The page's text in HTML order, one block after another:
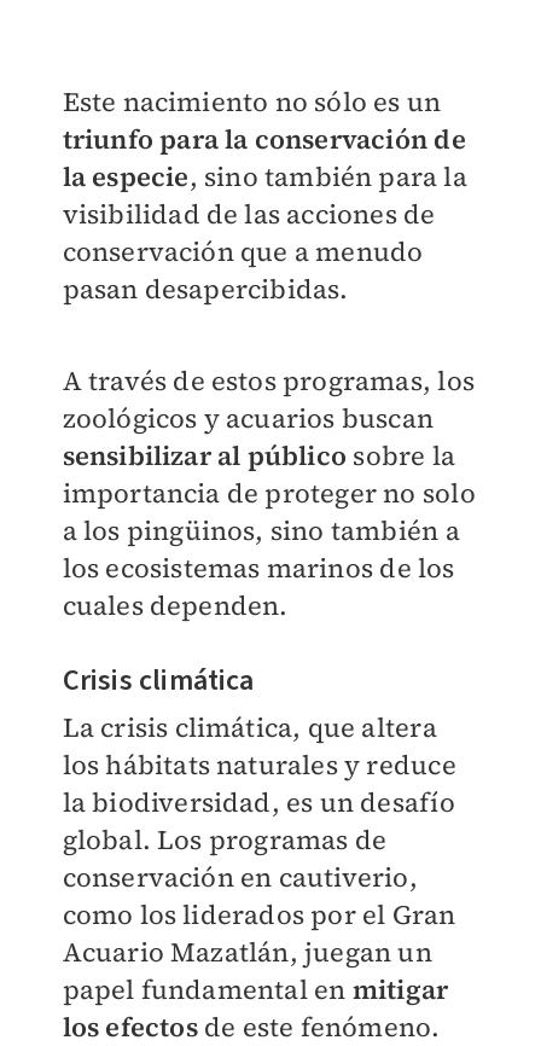
Este nacimiento no sólo es un
triunfo para la conservación de
la especie, sino también para la
visibilidad de las acciones de
conservación que a menudo
pasan desapercibidas.
A través de estos programas, los
zoológicos y acuarios buscan
sensibilizar al público sobre la
importancia de proteger no solo
a los pingüinos, sino también a
los ecosistemas marinos de los
cuales dependen.
Crisis climática
La crisis climática, que altera
los hábitats naturales y reduce
la biodiversidad, es un desafío
global. Los programas de
conservación en cautiverio,
como los liderados por el Gran
Acuario Mazatlán, juegan un
papel fundamental en mitigar
los efectos de este fenómeno.